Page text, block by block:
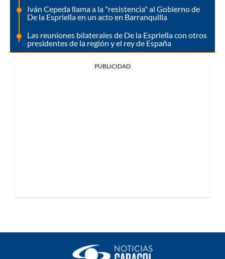
Iván Cepeda llama a la "resistencia" al Gobierno de
De la Espriella en un acto en Barranquilla
Las reuniones bilaterales de De la Espriella con otros
presidentes de la región y el rey de España
PUBLICIDAD